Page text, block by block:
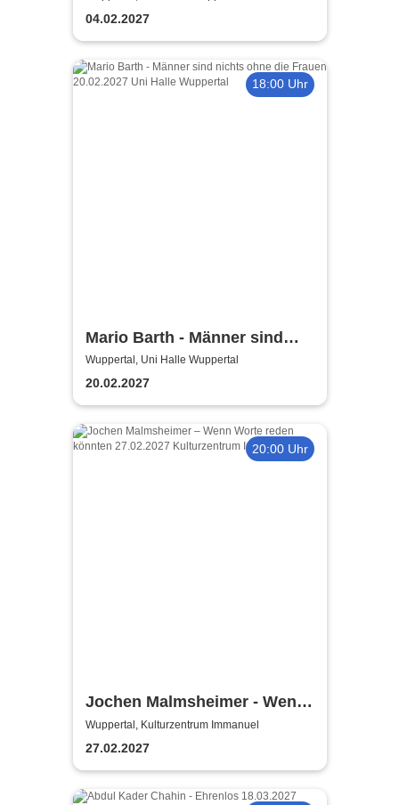
Abgang
04.02.2027
18:00 Uhr
Mario Barth - Männer sind
nichts ohne die Frauen
Wuppertal, Uni Halle Wuppertal
20.02.2027
20:00 Uhr
Jochen Malmsheimer - Wenn
Worte reden könnten oder: 14
Tage im Leben einer Stunde
Wuppertal, Kulturzentrum Immanuel
27.02.2027